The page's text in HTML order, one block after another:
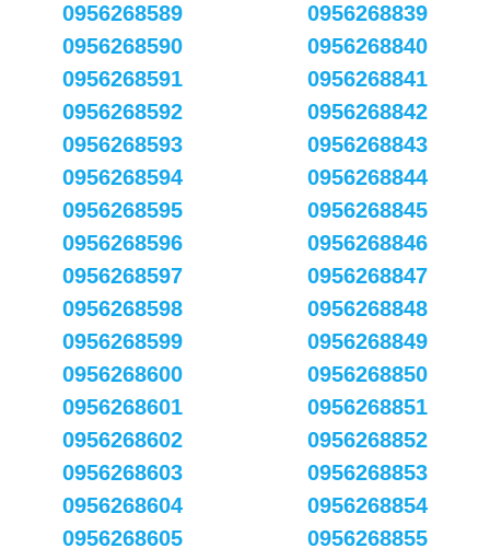
0956268589
0956268590
0956268591
0956268592
0956268593
0956268594
0956268595
0956268596
0956268597
0956268598
0956268599
0956268600
0956268601
0956268602
0956268603
0956268604
0956268605
0956268839
0956268840
0956268841
0956268842
0956268843
0956268844
0956268845
0956268846
0956268847
0956268848
0956268849
0956268850
0956268851
0956268852
0956268853
0956268854
0956268855